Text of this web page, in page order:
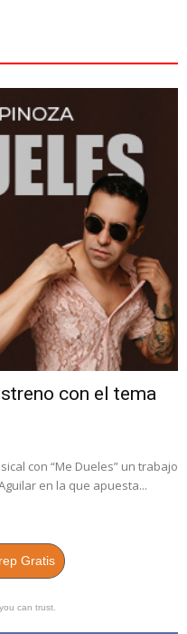
con el tema
con “Me Dueles” un trabajo
en la que apuesta...
Gratis
can trust.